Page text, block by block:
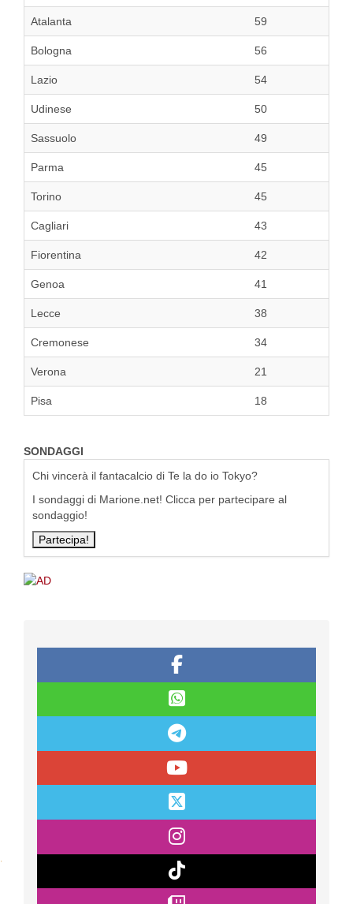
Atalanta 59
Bologna 56
Lazio 54
Udinese 50
Sassuolo 49
Parma 45
Torino 45
Cagliari 43
Fiorentina 42
Genoa 41
Lecce 38
Cremonese 34
Verona 21
Pisa 18
SONDAGGI
Chi vincerà il fantacalcio di Te la do io Tokyo?
I sondaggi di Marione.net! Clicca per partecipare al
sondaggio!